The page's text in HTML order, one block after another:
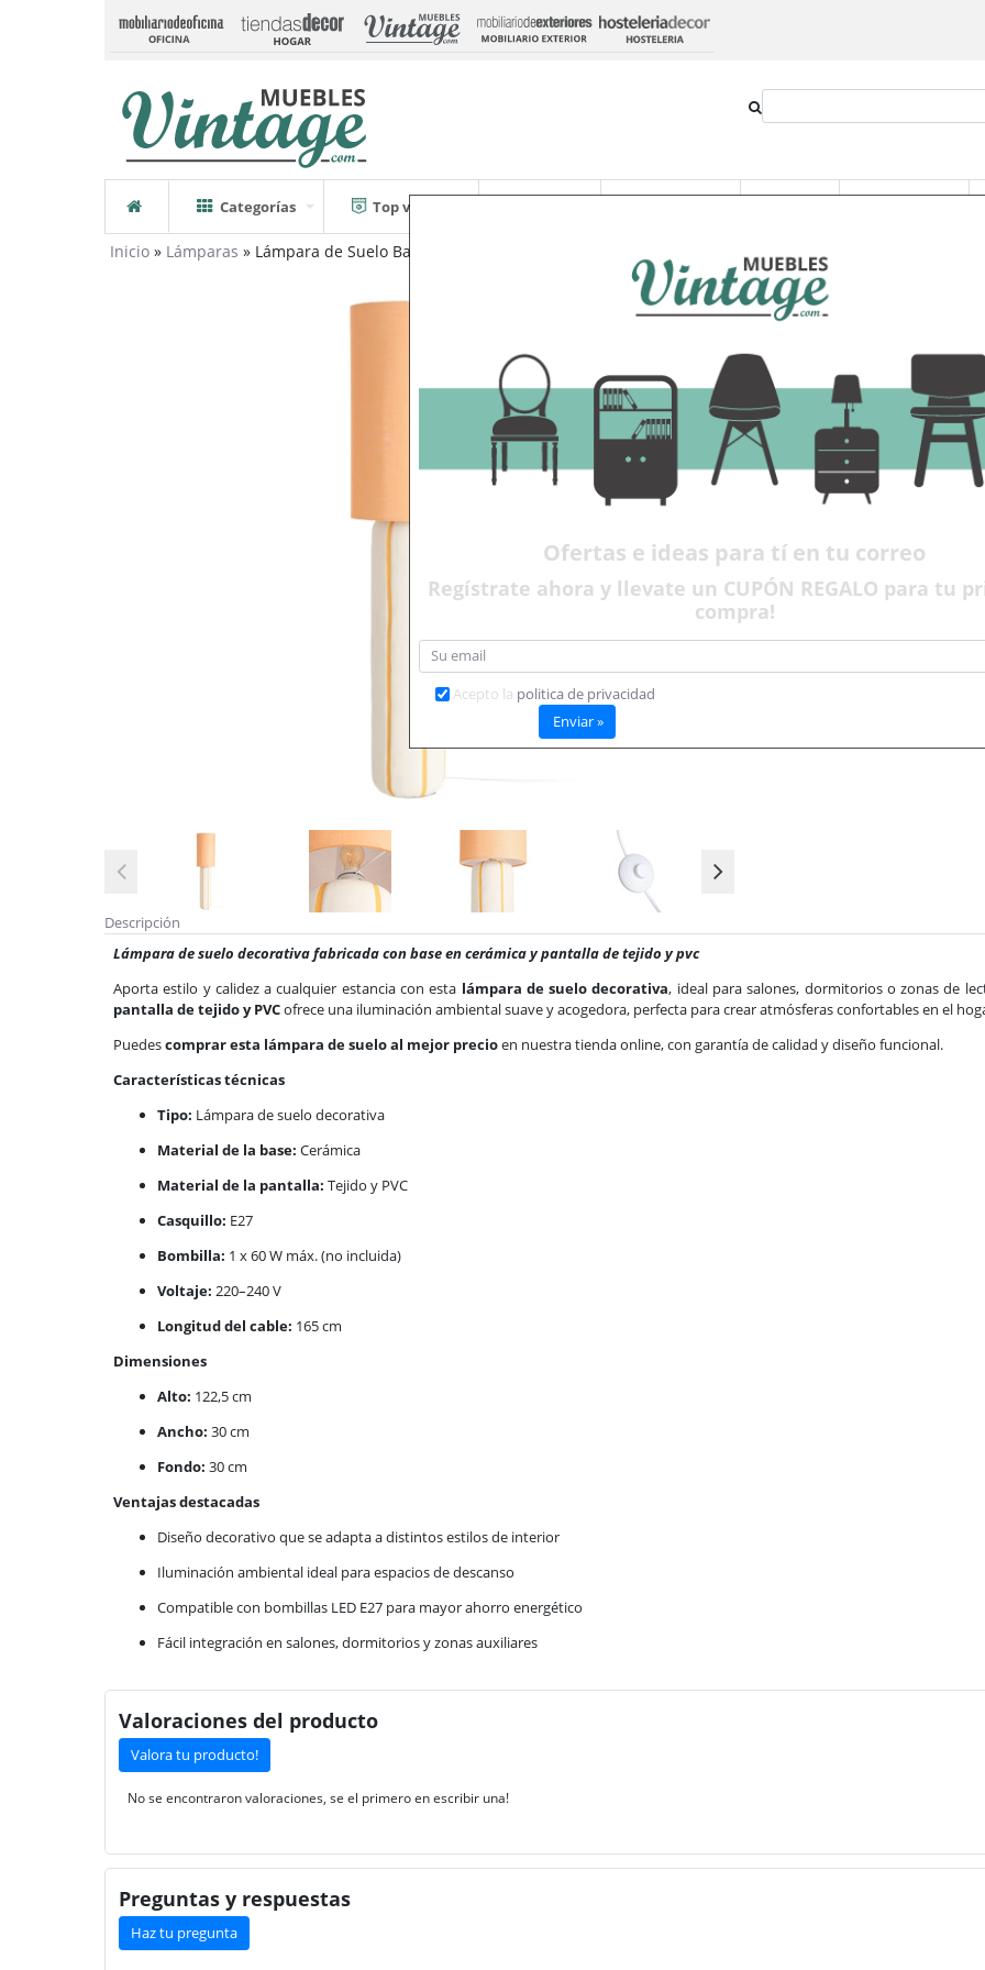
Categorías Top ventas
Inicio » Lámparas » Lámpara de Suelo Base en Cerámica 30 x 30 x 122,5 cm
Lámpara de Suelo
122,5 cm
178,96 €
- + Añadir al
Ver opciones
IVA incluido en el precio
Transporte:36,30€
Plazo de entrega aproximado:
Descripción
Lámpara de suelo decorativa fabricada con base en cerámica y pantalla de tejido y pvc
Aporta estilo y calidez a cualquier estancia con esta lámpara de suelo decorativa, ideal para salones, dormitorios o zonas de
pantalla de tejido y PVCofrece una iluminación ambiental suave y acogedora, perfecta para crear atmósferas confortables en el
Puedescomprar esta lámpara de suelo al mejor precioen nuestra tienda online, con garantía de calidad y diseño funcional.
Características técnicas
Tipo: Lámpara de suelo decorativa
Material de la base: Cerámica
Material de la pantalla: Tejido y PVC
Casquillo: E27
Bombilla: 1 x 60 W máx. (no incluida)
Voltaje: 220–240 V
Longitud del cable: 165 cm
Dimensiones
Alto: 122,5 cm
Ancho: 30 cm
Fondo: 30 cm
Ventajas destacadas
Diseño decorativo que se adapta a distintos estilos de interior
Iluminación ambiental ideal para espacios de descanso
Compatible con bombillas LED E27 para mayor ahorro energético
Fácil integración en salones, dormitorios y zonas auxiliares
Valoraciones del producto
Valora tu producto!
No se encontraron valoraciones, se el primero en escribir una!
Preguntas y respuestas
Haz tu pregunta
Ofertas e ideas para tí en tu correo
Regístrate ahora y llevate un CUPÓN REGALO para tu
compra!
Acepto la politica de privacidad
Enviar »